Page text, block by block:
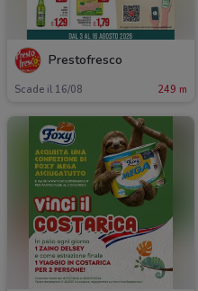
Prestofresco
Scade il 16/08 249 m